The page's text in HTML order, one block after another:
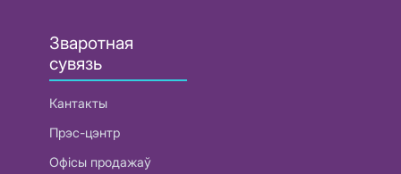
Зваротная
сувязь
Кантакты
Прэс-цэнтр
Офісы продажаў